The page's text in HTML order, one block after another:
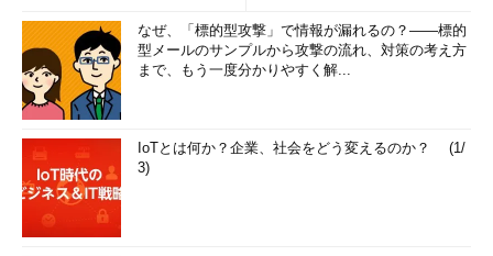
なぜ、「標的型攻撃」で情報が漏れるの？――標的
型メールのサンプルから攻撃の流れ、対策の考え方
まで、もう一度分かりやすく解...
IoTとは何か？企業、社会をどう変えるのか？ (1/
3)